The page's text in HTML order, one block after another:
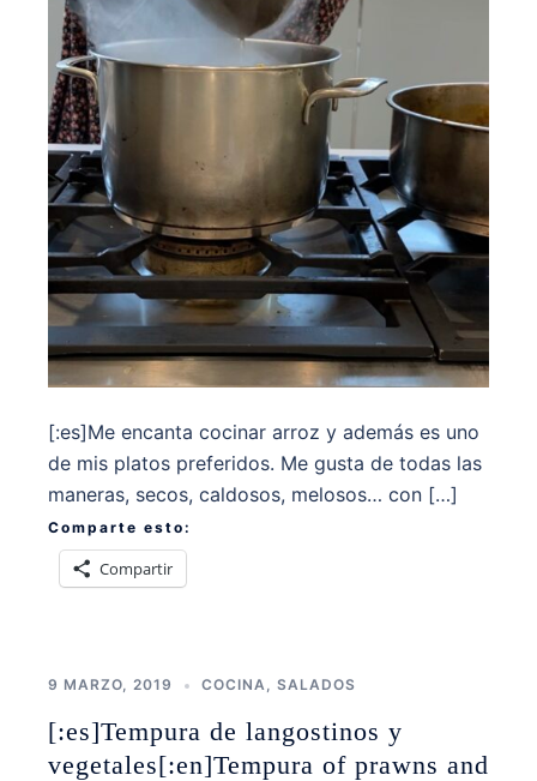
[:es]Me encanta cocinar arroz y además es uno
de mis platos preferidos. Me gusta de todas las
maneras, secos, caldosos, melosos… con […]
Comparte esto:
Compartir
9 MARZO, 2019 COCINA SALADOS
[:es]Tempura de langostinos y
vegetales[:en]Tempura of prawns and